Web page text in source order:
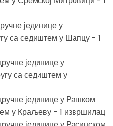
јединице у
са седиштем у Шапцу - 1
јединице у
са седиштем у
јединице у Рашком
у Краљеву - 1 извршилац